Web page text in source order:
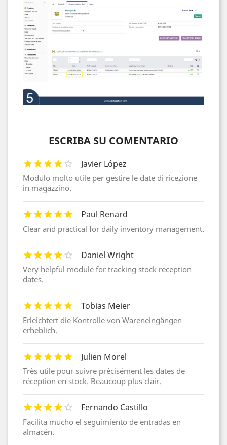
ESCRIBA SU COMENTARIO
Javier López
Modulo molto utile per gestire le date di ricezione
in magazzino.
Paul Renard
Clear and practical for daily inventory management.
Daniel Wright
Very helpful module for tracking stock reception
dates.
Tobias Meier
Erleichtert die Kontrolle von Wareneingängen
erheblich.
Julien Morel
Très utile pour suivre précisément les dates de
réception en stock. Beaucoup plus clair.
Fernando Castillo
Facilita mucho el seguimiento de entradas en
almacén.